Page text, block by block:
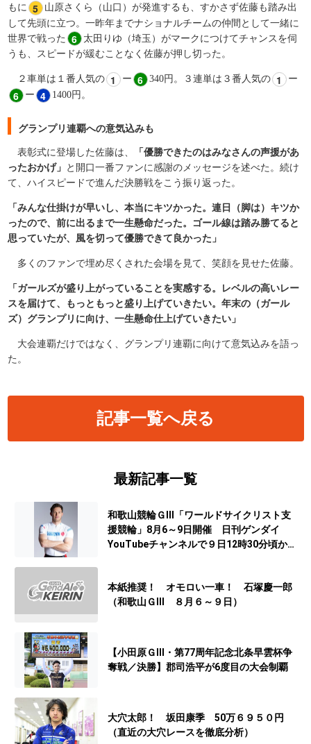
もに
5
山原さくら（山口）が発進するも、すかさず佐藤も踏み出
して先頭に立つ。一昨年までナショナルチームの仲間として一緒に
世界で戦った
6
太田りゆ（埼玉）がマークにつけてチャンスを伺
うも、スピードが緩むことなく佐藤が押し切った。
２ 車単は１番人気の 1 ​ー 6 340円。３連単は３番人気の 1 ​ー
6 ー​ 4 1400円。
グランプリ連覇への意気込みも
表彰式に登場した佐藤は、
「優勝できたのはみなさんの声援があ
ったおかげ」 と開口一番ファンに感謝のメッセージを述べた。続け
て、ハイスピードで進んだ決勝戦をこう振り返った。
「みんな仕掛けが早いし、本当にキツかった。連日（脚は）キツか
ったので、前に出るまで一生懸命だった。ゴール線は踏み勝てると
思っていたが、風を切って優勝できて良かった」
多くのファンで埋め尽くされた会場を見て、笑顔を見せた佐藤。
「ガールズが盛り上がっていることを実感する。レベルの高いレー
スを届けて、もっともっと盛り上げていきたい。年末の（ガール
ズ）グランプリに向け、一生懸命仕上げていきたい」
大会連覇だけではなく、グランプリ連覇に向けて意気込みを語っ
た。
記事一覧へ戻る
最新記事一覧
和歌山競輪ＧⅢ「ワールドサイクリスト支
援競輪」8月6～9日開催 日刊ゲンダイ
YouTubeチャンネルで９日12時30分頃から
本紙推奨！ オモロい一車！ 石塚慶一郎
（和歌山ＧⅢ ８月６～９日）
【小田原ＧⅢ・第77周年記念北条早雲杯争
奪戦／決勝】郡司浩平が6度目の大会制覇
大穴太郎！ 坂田康季 50万６９５０円
（直近の大穴レースを徹底分析）